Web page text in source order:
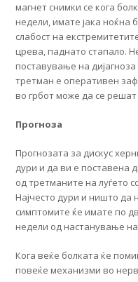
магнет снимки се кога
недели, имате јака ноќна
слабост на
црева, паднато стапало.
поставување на
третман е оперативен
во грбот може да се
Прогноза
Прогнозата за дискус
дури и да ви е поставена
од третманите на луѓето
Најчесто дури и ништо
симптомите ќе имате по
недели од настанување
Кога веќе болката ќе
повеќе механизми во